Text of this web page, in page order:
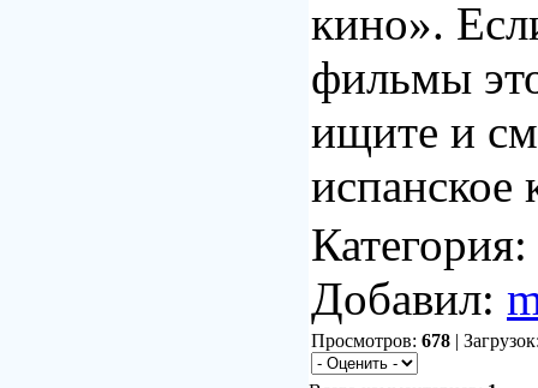
кино».
фильмы
ищите и
испанское
Категория:
Добавил:
Просмотров: 678 |